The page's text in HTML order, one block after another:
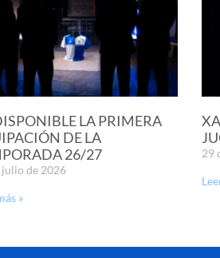
LA PRIMERA
DE LA
26/27
julio de 2026
»
29